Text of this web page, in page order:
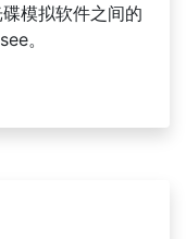
模拟软件之间的
。